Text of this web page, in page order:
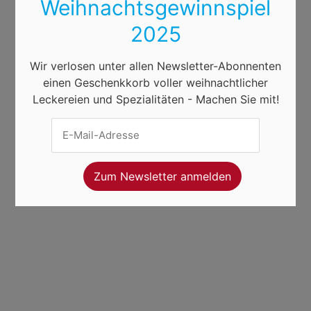
Weihnachtsgewinnspiel
2025
Wir verlosen unter allen Newsletter-Abonnenten
einen Geschenkkorb voller weihnachtlicher
Leckereien und Spezialitäten - Machen Sie mit!